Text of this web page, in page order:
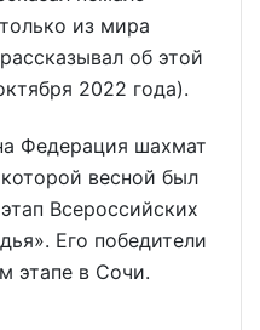
из мира
об этой
2022 года).
Федерация шахмат
весной был
Всероссийских
Его победители
этапе в Сочи.